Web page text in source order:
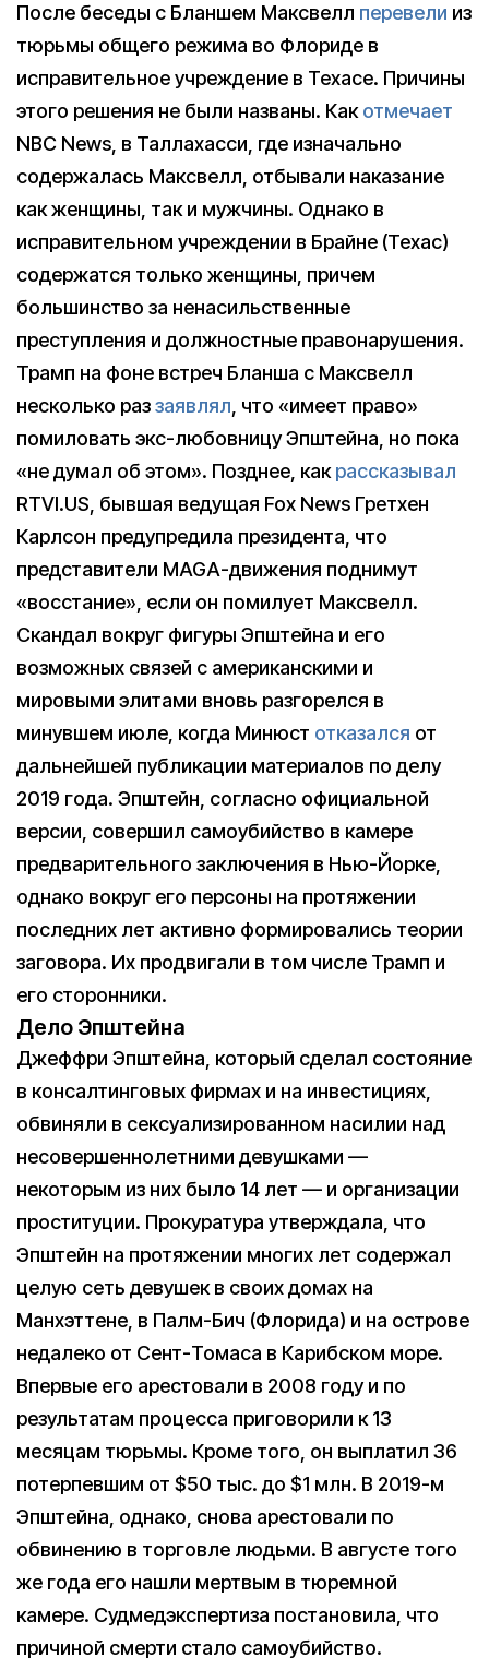
После беседы с Бланшем Максвелл перевели из
тюрьмы общего режима во Флориде в
исправительное учреждение в Техасе. Причины
этого решения не были названы. Какотмечает
NBC News, в Таллахасси, где изначально
содержалась Максвелл, отбывали наказание
как женщины, так и мужчины. Однако в
исправительном учреждении в Брайне (Техас)
содержатся только женщины, причем
большинство за ненасильственные
преступления и должностные правонарушения.
Трамп на фоне встреч Бланша с Максвелл
несколько раззаявлял, что «имеет право»
помиловать экс-любовницу Эпштейна, но пока
«не думал об этом». Позднее, какрассказывал
RTVI.US, бывшая ведущая Fox News Гретхен
Карлсон предупредила президента, что
представители MAGA-движения поднимут
«восстание», если он помилует Максвелл.
Скандал вокруг фигуры Эпштейна и его
возможных связей с американскими и
мировыми элитами вновь разгорелся в
минувшем июле, когда Минюст отказался от
дальнейшей публикации материалов по делу
2019 года. Эпштейн, согласно официальной
версии, совершил самоубийство в камере
предварительного заключения в Нью-Йорке,
однако вокруг его персоны на протяжении
последних лет активно формировались теории
заговора. Их продвигали в том числе Трамп и
его сторонники.
Дело Эпштейна
Джеффри Эпштейна, который сделал состояние
в консалтинговых фирмах и на инвестициях,
обвиняли в сексуализированном насилии над
несовершеннолетними девушками —
некоторым из них было 14 лет — и организации
проституции. Прокуратура утверждала, что
Эпштейн на протяжении многих лет содержал
целую сеть девушек в своих домах на
Манхэттене, в Палм-Бич (Флорида) и на острове
недалеко от Сент-Томаса в Карибском море.
Впервые его арестовали в 2008 году и по
результатам процесса приговорили к 13
месяцам тюрьмы. Кроме того, он выплатил 36
потерпевшим от $50 тыс. до $1 млн. В 2019-м
Эпштейна, однако, снова арестовали по
обвинению в торговле людьми. В августе того
же года его нашли мертвым в тюремной
камере. Судмедэкспертиза постановила, что
причиной смерти стало самоубийство.